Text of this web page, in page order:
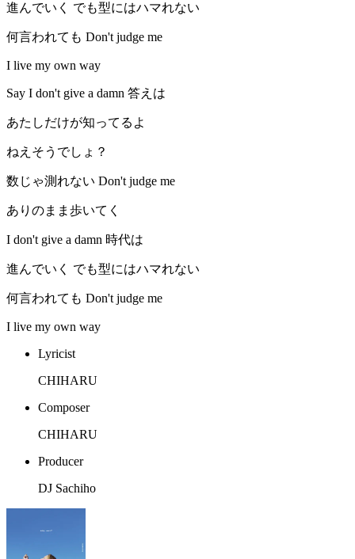
進んでいく でも型にはハマれない
何言われても Don't judge me
I live my own way
Say I don't give a damn 答えは
あたしだけが知ってるよ
ねえそうでしょ？
数じゃ測れない Don't judge me
ありのまま歩いてく
I don't give a damn 時代は
進んでいく でも型にはハマれない
何言われても Don't judge me
I live my own way
Lyricist
CHIHARU
Composer
CHIHARU
Producer
DJ Sachiho